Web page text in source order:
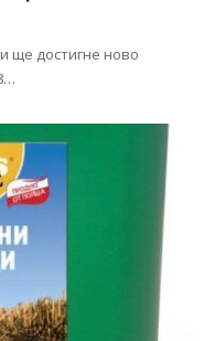
ще достигне ново
…